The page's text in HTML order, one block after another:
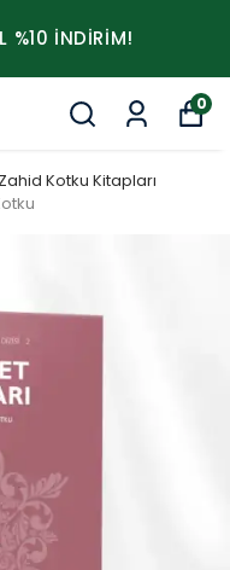
%10 İNDİRİM!
0
Kotku Kitapları